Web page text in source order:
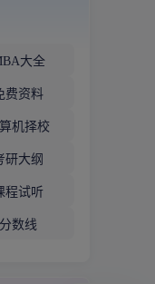
大全
费资料
机择校
研大纲
程试听
分数线